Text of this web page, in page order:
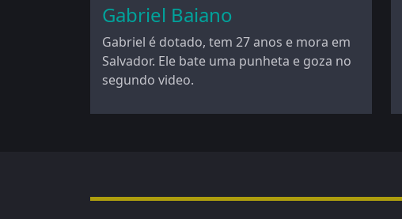
Gabriel Baiano
Gabriel é dotado, tem 27 anos e mora em
Salvador. Ele bate uma punheta e goza no
segundo video.